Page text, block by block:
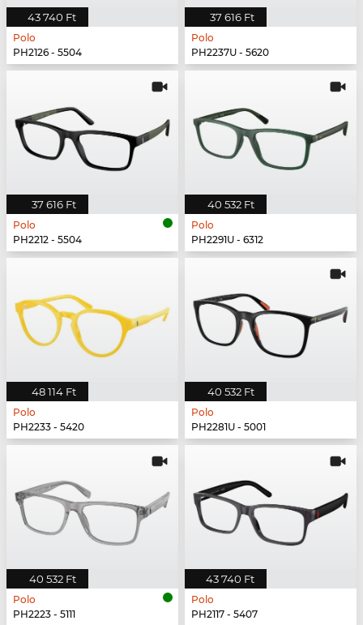
43 740 Ft
Polo
PH2126 - 5504
37 616 Ft
Polo
PH2237U - 5620
37 616 Ft
Polo
PH2212 - 5504
40 532 Ft
Polo
PH2291U - 6312
48 114 Ft
Polo
PH2233 - 5420
40 532 Ft
Polo
PH2281U - 5001
40 532 Ft
Polo
PH2223 - 5111
43 740 Ft
Polo
PH2117 - 5407